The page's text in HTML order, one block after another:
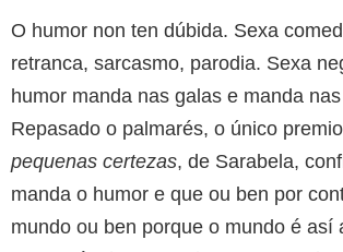
O humor non ten dúbida. Sexa
retranca, sarcasmo, parodia. Sexa
humor manda nas galas e manda
Repasado o palmarés, o único
pequenas certezas, de Sarabela,
manda o humor e que ou ben por
mundo ou ben porque o mundo é así